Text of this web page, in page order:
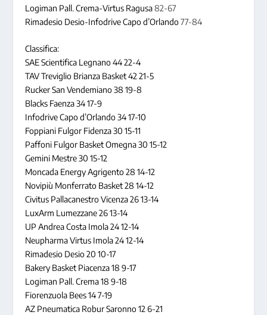
Logiman Pall. Crema-Virtus Ragusa82-67
Rimadesio Desio-Infodrive Capo d’Orlando77-84
Classifica:
SAE Scientifica Legnano 44 22-4
TAV Treviglio Brianza Basket 42 21-5
Rucker San Vendemiano 38 19-8
Blacks Faenza 34 17-9
Infodrive Capo d’Orlando 34 17-10
Foppiani Fulgor Fidenza 30 15-11
Paffoni Fulgor Basket Omegna 30 15-12
Gemini Mestre 30 15-12
Moncada Energy Agrigento 28 14-12
Novipiù Monferrato Basket 28 14-12
Civitus Pallacanestro Vicenza 26 13-14
LuxArm Lumezzane 26 13-14
UP Andrea Costa Imola 24 12-14
Neupharma Virtus Imola 24 12-14
Rimadesio Desio 20 10-17
Bakery Basket Piacenza 18 9-17
Logiman Pall. Crema 18 9-18
Fiorenzuola Bees 14 7-19
AZ Pneumatica Robur Saronno 12 6-21